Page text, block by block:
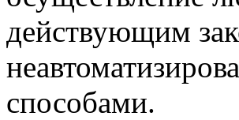
действующим
способами.